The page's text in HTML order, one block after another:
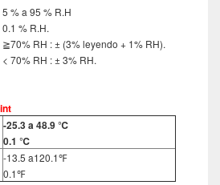
5 % a 95 % R.H
0.1 % R.H.
≧70% RH : ± (3% leyendo + 1% RH).
< 70% RH : ± 3% RH.
-25.3 a 48.9 ℃
0.1 ℃
-13.5 a120.1℉
0.1℉